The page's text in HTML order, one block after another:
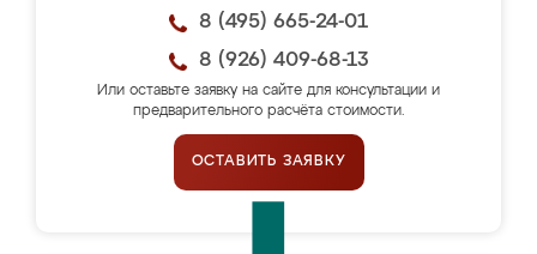
8 (495) 665-24-01
8 (926) 409-68-13
Или оставьте заявку на сайте для консультации и
предварительного расчёта стоимости.
ОСТАВИТЬ ЗАЯВКУ